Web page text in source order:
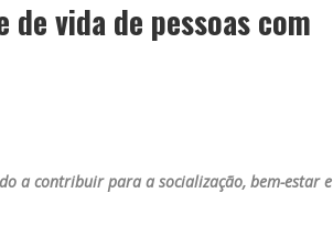
P
ROIBIDA ANUNCIA RETORNO DA PURO MALTE EXTRA E CONSOLIDA TRAJETÓRIA DE DEMOCRATIZAÇÃO CERVEJEIRA NO BRASIL
vida de pessoas com
a contribuir para a socialização, bem-estar e